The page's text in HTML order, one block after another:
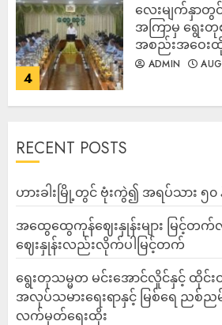
4
လေးမျက်နှာတွ
အကြာမှ ရွေး
အစည်းအဝေး
ADMIN
RECENT POSTS
ဟားခါးမြို့တွင် ဗုံးကွဲ၍ အရပ်သား ၅၀
အထွေထွေကုန်ဈေးနှုန်းများ မြင့်တက်
ဈေးနှုန်းလည်းလိုက်ပါမြင့်တက်
ရွေးတုသမ္မတ မင်းအောင်လှိုင်နှင့် ထိုင်
အလုပ်သမားရေးရာနှင့် မြစ်ရေ ညစ်ညမ်
လက်မှတ်ရေးထိုး